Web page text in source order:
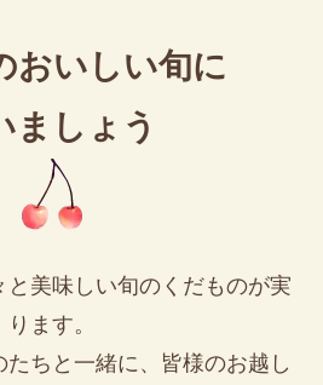
おいしい旬に
ましょう
と美味しい旬のくだものが実
ります。
ちと一緒に、皆様のお越し